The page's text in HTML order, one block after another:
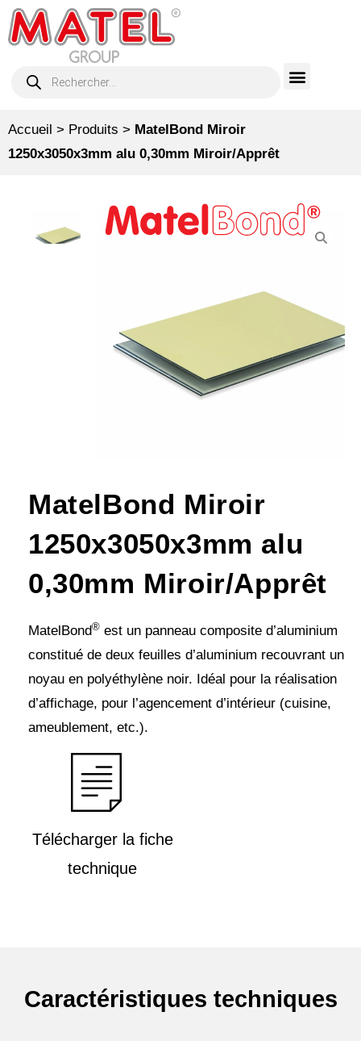
Accueil > Produits > MatelBond Miroir
1250x3050x3mm alu 0,30mm Miroir/Apprêt
MatelBond Miroir
1250x3050x3mm alu
0,30mm Miroir/Apprêt
MatelBond® est un panneau composite d’aluminium
constitué de deux feuilles d’aluminium recouvrant un
noyau en polyéthylène noir. Idéal pour la réalisation
d’affichage, pour l’agencement d’intérieur (cuisine,
ameublement, etc.).
Télécharger la fiche
technique
Caractéristiques techniques